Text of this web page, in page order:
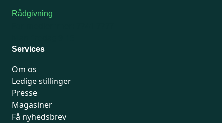
Rådgivning
Services
Om os
Ledige stillinger
Presse
Magasiner
Få nyhedsbrev